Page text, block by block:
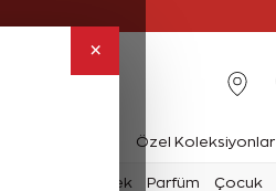
×
Yüzük Özel Koleksiyonlar
Erkek Parfüm Çocuk